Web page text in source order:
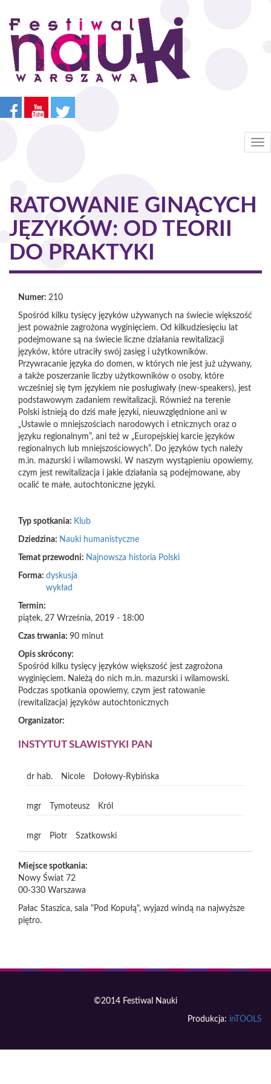
Przejdź
treści
RATOWANIE GINĄCYCH
JĘZYKÓW: OD TEORII
DO PRAKTYKI
Numer: 210
Spośród kilku tysięcy języków używanych na świecie większość
jest poważnie zagrożona wyginięciem. Od kilkudziesięciu lat
podejmowane są na świecie liczne działania rewitalizacji
języków, które utraciły swój zasięg i użytkowników.
Przywracanie języka do domen, w których nie jest już używany,
a także poszerzanie liczby użytkowników o osoby, które
wcześniej się tym językiem nie posługiwały (new-speakers), jest
podstawowym zadaniem rewitalizacji. Również na terenie
Polski istnieją do dziś małe języki, nieuwzględnione ani w
„Ustawie o mniejszościach narodowych i etnicznych oraz o
języku regionalnym”, ani też w „Europejskiej karcie języków
regionalnych lub mniejszościowych”. Do języków tych należy
m.in. mazurski i wilamowski. W naszym wystąpieniu opowiemy,
czym jest rewitalizacja i jakie działania są podejmowane, aby
ocalić te małe, autochtoniczne języki.
Typ spotkania: Klub
Dziedzina: Nauki humanistyczne
Temat przewodni: Najnowsza historia Polski
Forma: dyskusja
wykład
Termin:
piątek, 27 Września, 2019 - 18:00
Czas trwania: 90 minut
Opis skrócony:
Spośród kilku tysięcy języków większość jest zagrożona
wyginięciem. Należą do nich m.in. mazurski i wilamowski.
Podczas spotkania opowiemy, czym jest ratowanie
(rewitalizacja) języków autochtonicznych
Organizator:
INSTYTUT SLAWISTYKI PAN
dr hab. Nicole Dołowy-Rybińska
mgr Tymoteusz Król
mgr Piotr Szatkowski
Miejsce spotkania:
Nowy Świat 72
00-330 Warszawa
Pałac Staszica, sala "Pod Kopułą", wyjazd windą na najwyższe
piętro.
©2014 Festiwal Nauki
Produkcja: inTOOLS